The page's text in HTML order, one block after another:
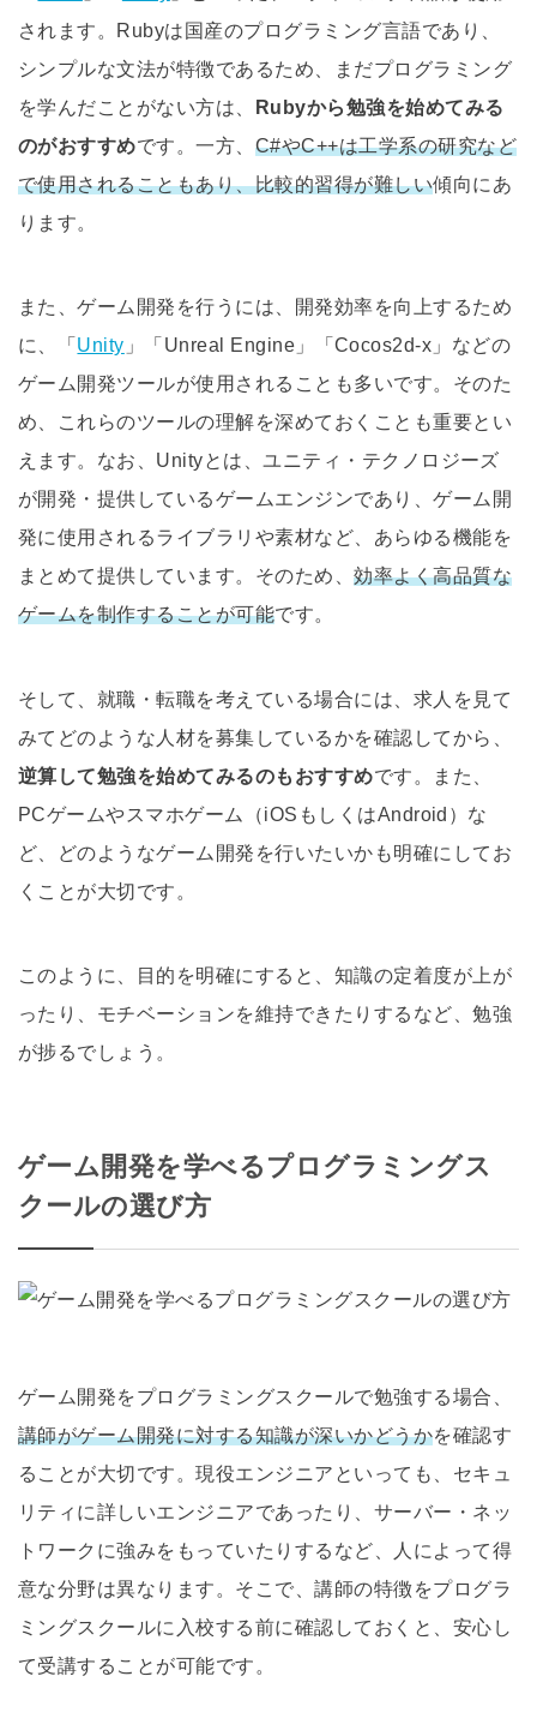
されます。Rubyは国産のプログラミング言語であり、
シンプルな文法が特徴であるため、まだプログラミング
を学んだことがない方は、
Rubyから勉強を始めてみる
のがおすすめです。一方、 C#やC++は工学系の研究など
で使用されることもあり、比較的習得が難しい傾向にあ
ります。
また、ゲーム開発を行うには、開発効率を向上するため
に、「 Unity 」「Unreal Engine」「Cocos2d-x」などの
ゲーム開発ツールが使用されることも多いです。そのた
め、これらのツールの理解を深めておくことも重要とい
えます。なお、Unityとは、ユニティ・テクノロジーズ
が開発・提供しているゲームエンジンであり、ゲーム開
発に使用されるライブラリや素材など、あらゆる機能を
まとめて提供しています。そのため、効率よく高品質な
ゲームを制作することが可能です。
そして、就職・転職を考えている場合には、求人を見て
みてどのような人材を募集しているかを確認してから、
逆算して勉強を始めてみるのもおすすめです。また、
PCゲームやスマホゲーム（iOSもしくはAndroid）な
ど、どのようなゲーム開発を行いたいかも明確にしてお
くことが大切です。
このように、目的を明確にすると、知識の定着度が上が
ったり、モチベーションを維持できたりするなど、勉強
が捗るでしょう。
ゲーム開発を学べるプログラミングス
クールの選び方
ゲーム開発をプログラミングスクールで勉強する場合、
講師がゲーム開発に対する知識が深いかどうかを確認す
ることが大切です。現役エンジニアといっても、セキュ
リティに詳しいエンジニアであったり、サーバー・ネッ
トワークに強みをもっていたりするなど、人によって得
意な分野は異なります。そこで、講師の特徴をプログラ
ミングスクールに入校する前に確認しておくと、安心し
て受講することが可能です。